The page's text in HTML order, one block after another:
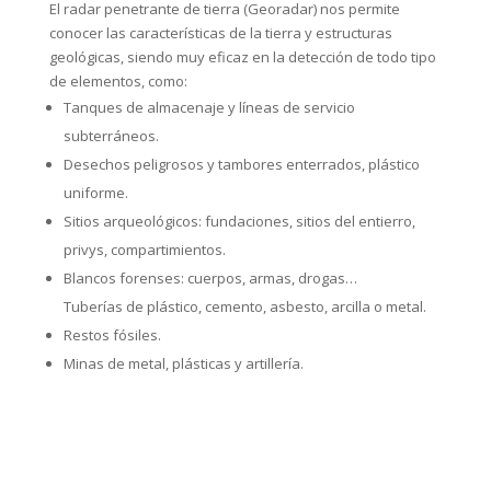
El radar penetrante de tierra (Georadar) nos permite
conocer las características de la tierra y estructuras
geológicas, siendo muy eficaz en la detección de todo tipo
de elementos, como:
Tanques de almacenaje y líneas de servicio
subterráneos.
Desechos peligrosos y tambores enterrados, plástico
uniforme.
Sitios arqueológicos: fundaciones, sitios del entierro,
privys, compartimientos.
Blancos forenses: cuerpos, armas, drogas…
Tuberías de plástico, cemento, asbesto, arcilla o metal.
Restos fósiles.
Minas de metal, plásticas y artillería.